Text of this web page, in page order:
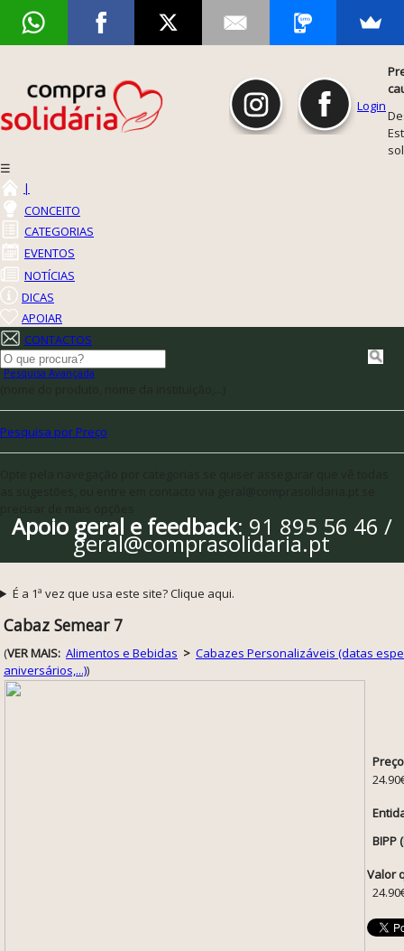
Login
☰
|
CONCEITO
CATEGORIAS
EVENTOS
NOTÍCIAS
DICAS
APOIAR
CONTACTOS
Pesquisa Avançada
Pesquisa por Preço
Apoio geral e feedback: 91 895 56 46 /
geral@comprasolidaria.pt
É a 1ª vez que usa este site? Clique aqui.
Cabaz Semear 7
(VER MAIS: Alimentos e Bebidas > Cabazes Personalizáveis (datas
aniversários,...))
BIPP
Valor